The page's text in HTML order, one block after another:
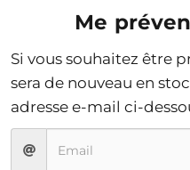
Me
Si vous souhaitez être
sera de nouveau en
adresse e-mail ci-